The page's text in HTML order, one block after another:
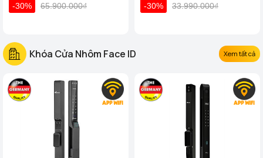
-30% 65.900.000₫ -30% 33.990.000₫
Khóa Cửa Nhôm Face ID Xem tất cả